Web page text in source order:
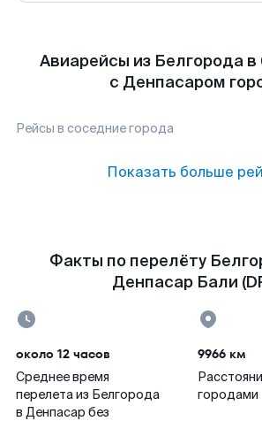
Авиарейсы из Белгорода
с Денпасаром
Рейсы в соседние города
Показать больше
Факты по перелёту
Денпасар Бали
около 12 часов
Среднее время
перелета из Белгорода
в Денпасар без
9966 км
городами